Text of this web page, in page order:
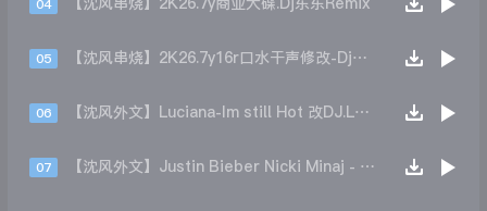
04 【沈风串烧】2K26.7y商业大碟.Dj东东Remix
05 【沈风串烧】2K26.7y16r口水干声修改-Dj东东Remix
06 【沈风外文】Luciana-Im still Hot 改DJ.LoZe
07 【沈风外文】Justin Bieber Nicki Minaj - Beauty And A Beat (DjHope小春 Extended Mix)